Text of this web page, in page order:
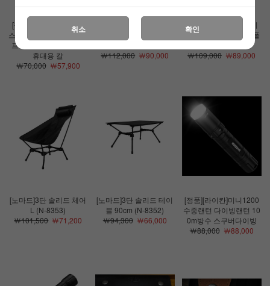
[정품][스파이더코]그래
스호퍼 G10(F) 폴딩 나이
프 EDC 등산 캠핑 낚시
휴대용 칼
￦70,000￦57,900
￦112,000 ￦90,000
[정품][스파이더코]레이
디버그3 나이프 EDC 폴
￦109,000 ￦89,000
[노마드]3단 솔리드 체어
L (N-8353)
￦101,500￦71,200
[노마드]3단 솔리드 테이
블 90cm (N-8352)
￦94,300￦66,000
[정품][라이칸]미니1200
수중랜턴 다이빙랜턴 10
0m방수 스쿠버다이빙
￦88,000￦88,000
취소 확인